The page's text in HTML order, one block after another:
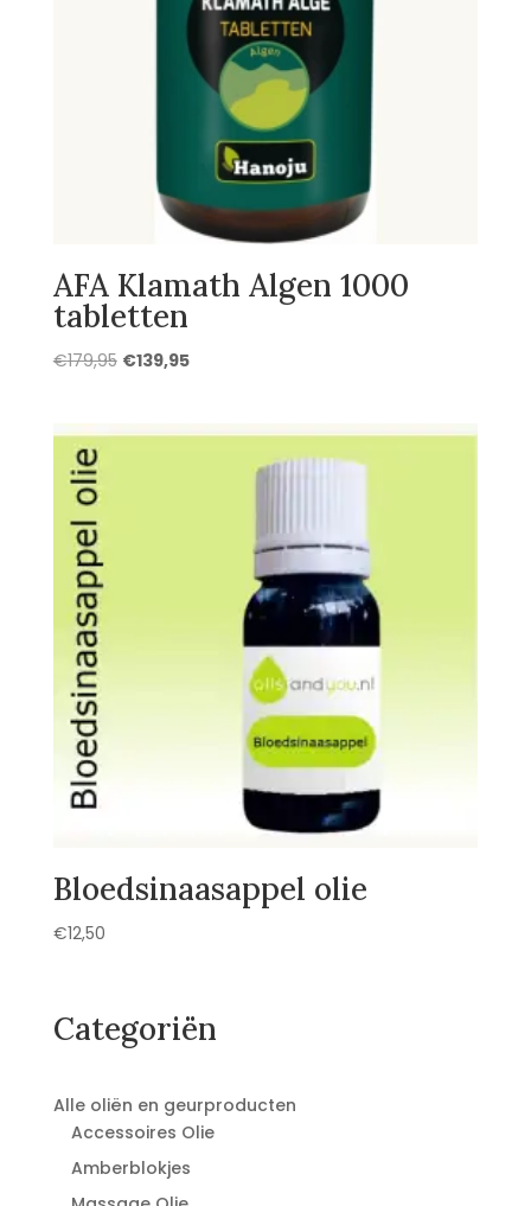
AFA Klamath Algen 1000
tabletten
€179,95 Oorspronkelijke
€179,95.
€139,95Huidige
€139,95.
Bloedsinaasappel olie
€12,50
Categoriën
Alle oliën en geurproducten
Accessoires Olie
Amberblokjes